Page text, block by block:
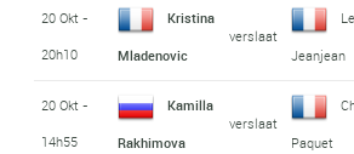
20 Okt -
20h10
Kristina
Mladenovic
verslaat
Jeanjean
20 Okt -
14h55
Kamilla
Rakhimova
verslaat
Paquet